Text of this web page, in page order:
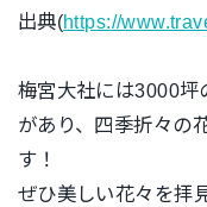
出典(https://
梅宮大社には3000坪
があり、四季折々の
す！
ぜひ美しい花々を拝